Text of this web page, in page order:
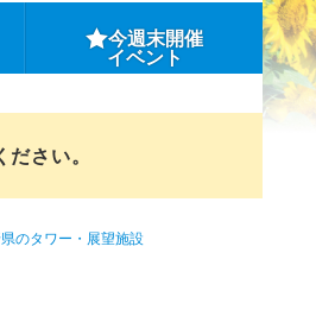
今週末開催
イベント
さい。
のタワー・展望施設